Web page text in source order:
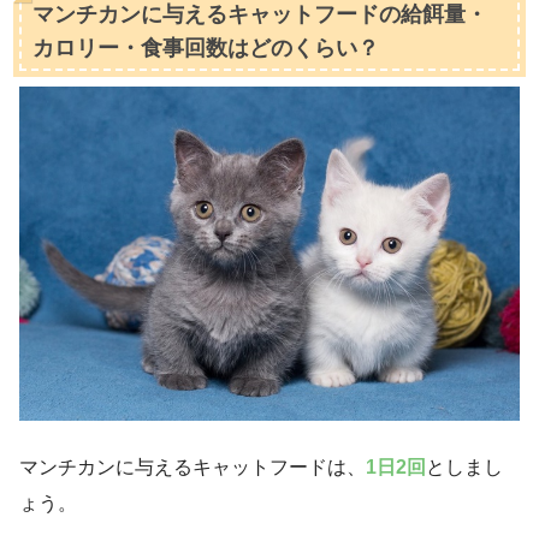
マンチカンに与えるキャットフードの給餌量・
カロリー・食事回数はどのくらい？
マンチカンに与えるキャットフードは、 1日2回 としまし
ょう。